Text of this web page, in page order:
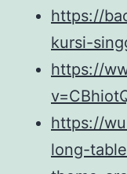
https://
kursi-
https://
https://
long-